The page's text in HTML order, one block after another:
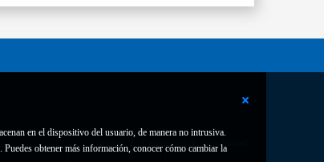
en el dispositivo del usuario, de manera no intrusiva.
obtener más información, conocer cómo cambiar la
Contacto Declaración de accesibilidad